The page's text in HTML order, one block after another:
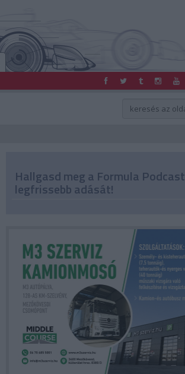
Hallgasd meg a Formula Podcast
legfrissebb adását!